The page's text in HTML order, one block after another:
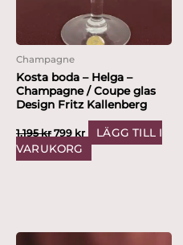
Champagne
Kosta boda – Helga –
Champagne / Coupe glas
Design Fritz Kallenberg
1,195kr 799 kr
LÄGG TILL I
VARUKORG